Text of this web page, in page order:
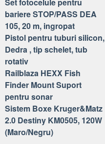
bariere STOP/PASS DEA
105, 20 m, ingropat
Pistol pentru tuburi silicon,
Dedra , tip schelet, tub
rotativ
Railblaza HEXX Fish
Finder Mount Suport
pentru sonar
Sistem Boxe Kruger&Matz
2.0 Destiny KM0505, 120W
(Maro/Negru)